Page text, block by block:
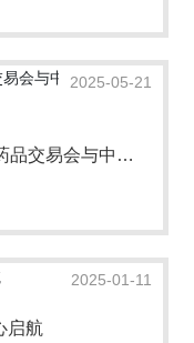
2025-05-21
品交易会与中国
2025-01-11
启航